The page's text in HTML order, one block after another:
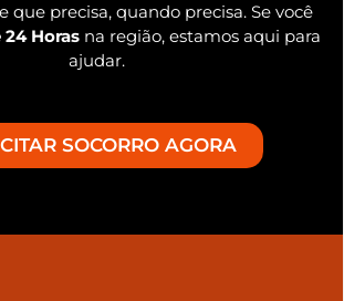
que precisa, quando precisa. Se você
24 Horas na região, estamos aqui para
ajudar.
SOCORRO AGORA